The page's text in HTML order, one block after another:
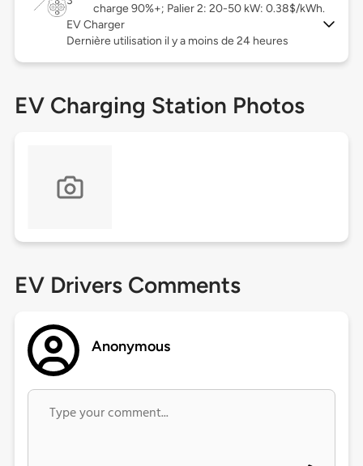
charge 90%+; Palier 2: 20-50 kW: 0.38$/kWh.
EV Charger
Dernière utilisation il y a moins de 24 heures
EV Charging Station Photos
EV Drivers Comments
Anonymous